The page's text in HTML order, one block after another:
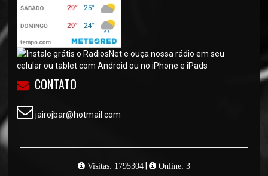
CONTATO
jairojbar@hotmail.com
Visitas: 1795304| Online: 3